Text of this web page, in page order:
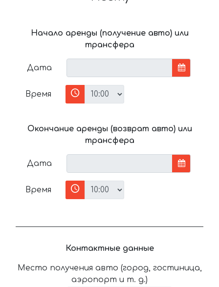
Начало аренды (получение авто) или
трансфера
Дата
Время
Окончание аренды (возврат авто) или
трансфера
Дата
Время
Контактные данные
Место получения авто (город, гостиница,
аэропорт и т. д.)